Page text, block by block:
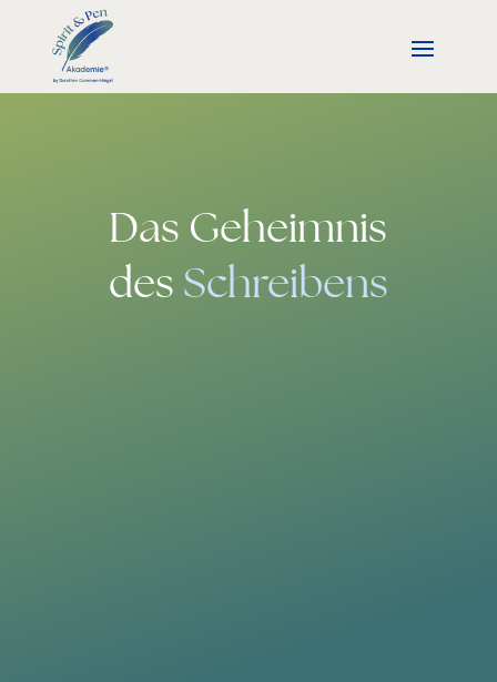
Das Geheimnis
des Schreibens